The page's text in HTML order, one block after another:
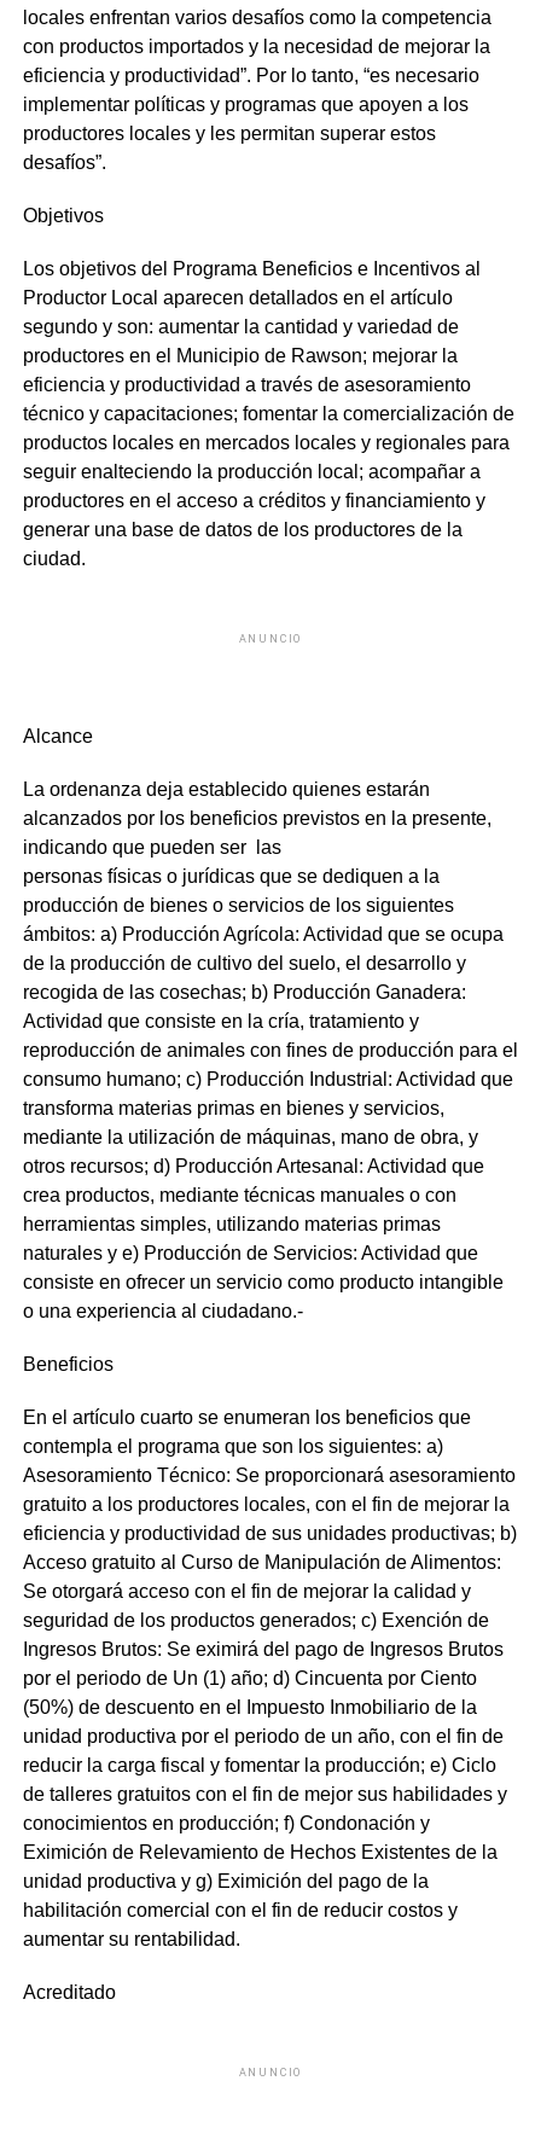
locales enfrentan varios desafíos como la competencia
con productos importados y la necesidad de mejorar la
eficiencia y productividad”. Por lo tanto, “es necesario
implementar políticas y programas que apoyen a los
productores locales y les permitan superar estos
desafíos”.
Objetivos
Los objetivos del Programa Beneficios e Incentivos al
Productor Local aparecen detallados en el artículo
segundo y son: aumentar la cantidad y variedad de
productores en el Municipio de Rawson; mejorar la
eficiencia y productividad a través de asesoramiento
técnico y capacitaciones; fomentar la comercialización de
productos locales en mercados locales y regionales para
seguir enalteciendo la producción local; acompañar a
productores en el acceso a créditos y financiamiento y
generar una base de datos de los productores de la
ciudad.
ANUNCIO
Alcance
La ordenanza deja establecido quienes estarán
alcanzados por los beneficios previstos en la presente,
indicando que pueden ser las
personas físicas o jurídicas que se dediquen a la
producción de bienes o servicios de los siguientes
ámbitos: a) Producción Agrícola: Actividad que se ocupa
de la producción de cultivo del suelo, el desarrollo y
recogida de las cosechas; b) Producción Ganadera:
Actividad que consiste en la cría, tratamiento y
reproducción de animales con fines de producción para el
consumo humano; c) Producción Industrial: Actividad que
transforma materias primas en bienes y servicios,
mediante la utilización de máquinas, mano de obra, y
otros recursos; d) Producción Artesanal: Actividad que
crea productos, mediante técnicas manuales o con
herramientas simples, utilizando materias primas
naturalesy e) Producción de Servicios: Actividad que
consiste en ofrecer un servicio como producto intangible
o una experiencia al ciudadano.-
Beneficios
En el artículo cuarto se enumeran los beneficios que
contempla el programa que son los siguientes: a)
Asesoramiento Técnico: Se proporcionará asesoramiento
gratuito a los productores locales, con el fin de mejorar la
eficiencia y productividad de sus unidades productivas; b)
Acceso gratuito al Curso de Manipulación de Alimentos:
Se otorgará acceso con el fin de mejorar la calidad y
seguridad de los productos generados; c) Exención de
Ingresos Brutos: Se eximirá del pago de Ingresos Brutos
por el periodo de Un (1) año; d) Cincuenta por Ciento
(50%) de descuento en el Impuesto Inmobiliario de la
unidad productiva por el periodo de un año, con el fin de
reducir la carga fiscal y fomentar la producción; e) Ciclo
de talleres gratuitos con el fin de mejor sus habilidades y
conocimientos en producción; f) Condonación y
Eximición de Relevamiento de Hechos Existentes de la
unidad productiva y g) Eximición del pago de la
habilitación comercial con el fin de reducir costos y
aumentar su rentabilidad.
Acreditado
ANUNCIO